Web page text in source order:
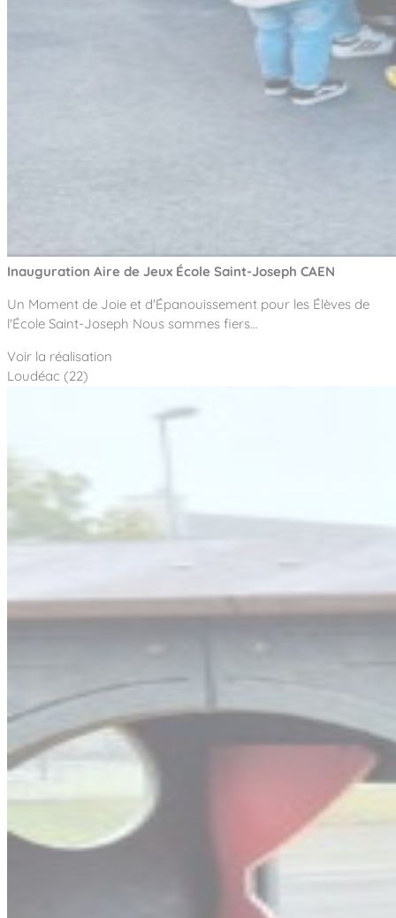
Inauguration Aire de Jeux École Saint-Joseph CAEN
Un Moment de Joie et d'Épanouissement pour les Élèves de
l'École Saint-Joseph Nous sommes fiers…
Voir la réalisation
Loudéac (22)